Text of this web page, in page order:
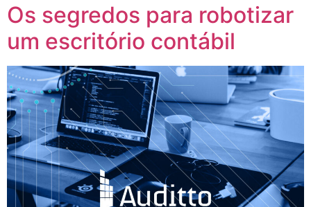
Os segredos para robotizar
um escritório contábil